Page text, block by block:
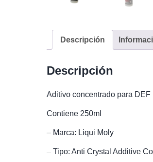
Descripción
Descripción
Aditivo concentrado para
Contiene 250ml
– Marca: Liqui Moly
– Tipo: Anti Crystal Additive